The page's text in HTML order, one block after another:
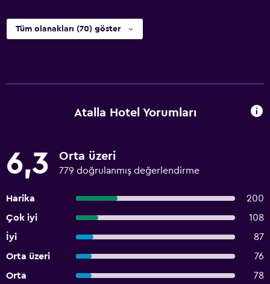
Tüm olanakları (70) göster
Atalla Hotel Yorumları
6,3 Orta üzeri
779 doğrulanmış değerlendirme
Harika
200
Çok iyi
108
İyi
87
Orta üzeri
76
Orta
78